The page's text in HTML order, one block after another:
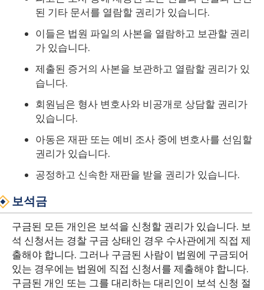
된 기타 문서를 열람할 권리가 있습니다.
이들은 법원 파일의 사본을 열람하고 보관할 권리
가 있습니다.
제출된 증거의 사본을 보관하고 열람할 권리가 있
습니다.
회원님은 형사 변호사와 비공개로 상담할 권리가
있습니다.
아동은 재판 또는 예비 조사 중에 변호사를 선임할
권리가 있습니다.
공정하고 신속한 재판을 받을 권리가 있습니다.
보석금
구금된 모든 개인은 보석을 신청할 권리가 있습니다. 보
석 신청서는 경찰 구금 상태인 경우 수사관에게 직접 제
출해야 합니다. 그러나 구금된 사람이 법원에 구금되어
있는 경우에는 법원에 직접 신청서를 제출해야 합니다.
구금된 개인 또는 그를 대리하는 대리인이 보석 신청 절